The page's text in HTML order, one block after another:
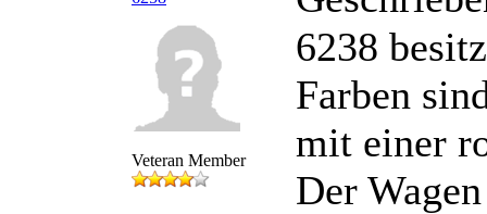
Veteran Member
6238
Farben
mit einer
Der